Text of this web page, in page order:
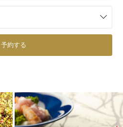
予約する